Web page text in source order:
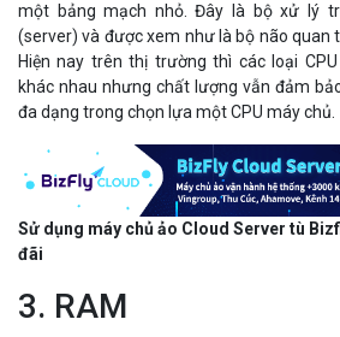
một bảng mạch nhỏ. Đây là bộ xử lý
(server) và được xem như là bộ não quan
Hiện nay trên thị trường thì các loại
khác nhau nhưng chất lượng vẫn đảm
đa dạng trong chọn lựa một CPU máy chủ.
Sử dụng máy chủ ảo Cloud Server tù
đãi
3. RAM